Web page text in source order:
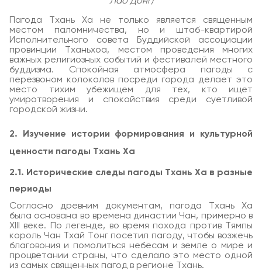
Пагода Тхань Ха не только является священным
местом паломничества, но и штаб-квартирой
Исполнительного совета Буддийской ассоциации
провинции Тханьхоа, местом проведения многих
важных религиозных событий и фестивалей местного
буддизма. Спокойная атмосфера пагоды с
перезвоном колоколов посреди города делает это
место тихим убежищем для тех, кто ищет
умиротворения и спокойствия среди суетливой
городской жизни.
2. Изучение истории формирования и культурной
ценности пагоды Тхань Ха
2.1. Исторические следы пагоды Тхань Ха в разные
периоды
Согласно древним документам, пагода Тхань Ха
была основана во времена династии Чан, примерно в
XIII веке. По легенде, во время похода против Тямпы
король Чан Тхай Тонг посетил пагоду, чтобы возжечь
благовония и помолиться небесам и земле о мире и
процветании страны, что сделало это место одной
из самых священных пагод в регионе Тхань.